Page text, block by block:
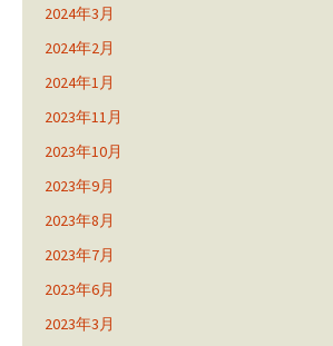
2024年3月
2024年2月
2024年1月
2023年11月
2023年10月
2023年9月
2023年8月
2023年7月
2023年6月
2023年3月